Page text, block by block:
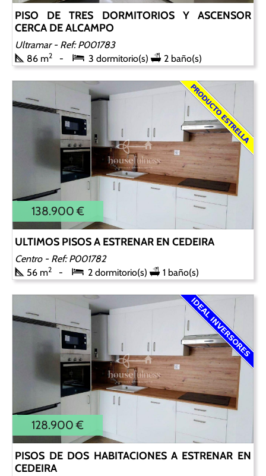
PISO DE TRES DORMITORIOS Y ASCENSOR
CERCA DE ALCAMPO
Ultramar - Ref: P001783
86 m2 3 dormitorio(s) 2 baño(s)
138.900 €
ULTIMOS PISOS A ESTRENAR EN CEDEIRA
Centro - Ref: P001782
56 m2 2 dormitorio(s) 1 baño(s)
128.900 €
PISOS DE DOS HABITACIONES A ESTRENAR EN
CEDEIRA